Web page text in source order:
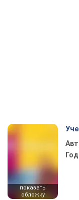
показать
обложку